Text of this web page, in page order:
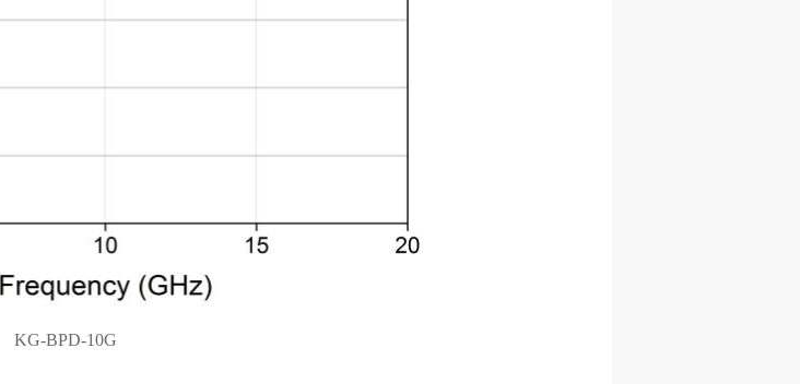
KG-BPD-10G